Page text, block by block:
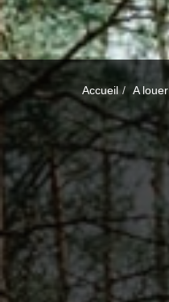
Accueil A louer